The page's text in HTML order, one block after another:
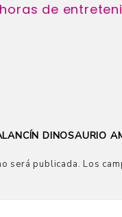
de
DINOSAURIO
será publicada. Los